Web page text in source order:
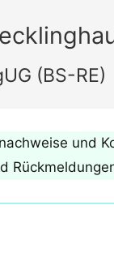
(BS-RE)
und